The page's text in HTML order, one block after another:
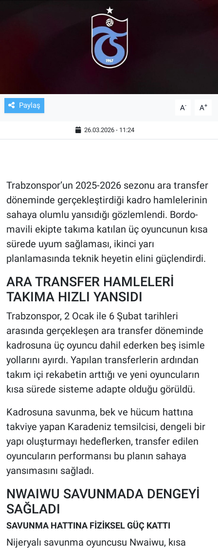
Paylaş A- A+
26.03.2026 - 11:24
Trabzonspor’un 2025-2026 sezonu ara transfer
döneminde gerçekleştirdiği kadro hamlelerinin
sahaya olumlu yansıdığı gözlemlendi. Bordo-
mavili ekipte takıma katılan üç oyuncunun kısa
sürede uyum sağlaması, ikinci yarı
planlamasında teknik heyetin elini güçlendirdi.
ARA TRANSFER HAMLELERİ
TAKIMA HIZLI YANSIDI
Trabzonspor, 2 Ocak ile 6 Şubat tarihleri
arasında gerçekleşen ara transfer döneminde
kadrosuna üç oyuncu dahil ederken beş isimle
yollarını ayırdı. Yapılan transferlerin ardından
takım içi rekabetin arttığı ve yeni oyuncuların
kısa sürede sisteme adapte olduğu görüldü.
Kadrosuna savunma, bek ve hücum hattına
takviye yapan Karadeniz temsilcisi, dengeli bir
yapı oluşturmayı hedeflerken, transfer edilen
oyuncuların performansı bu planın sahaya
yansımasını sağladı.
NWAIWU SAVUNMADA DENGEYİ
SAĞLADI
SAVUNMA HATTINA FİZİKSEL GÜÇ KATTI
Nijeryalı savunma oyuncusu Nwaiwu, kısa
KÜLTÜR SANAT
EKONOMİ
ÇEVRE
HABERDE İNSAN
POLİTİKA
MAGAZİN
Bilim, Teknoloji